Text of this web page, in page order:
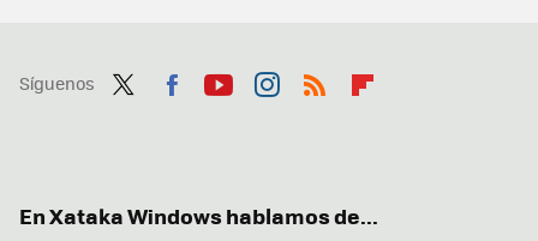
Síguenos
En Xataka Windows hablamos de...